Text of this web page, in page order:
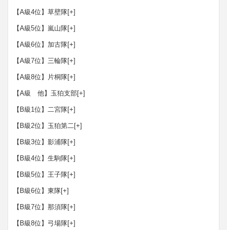
【A級4位】草壁隊[+]
【A級5位】嵐山隊[+]
【A級6位】加古隊[+]
【A級7位】三輪隊[+]
【A級8位】片桐隊[+]
【A級 他】玉狛支部[+]
【B級1位】二宮隊[+]
【B級2位】玉狛第二[+]
【B級3位】影浦隊[+]
【B級4位】生駒隊[+]
【B級5位】王子隊[+]
【B級6位】東隊[+]
【B級7位】那須隊[+]
【B級8位】弓場隊[+]